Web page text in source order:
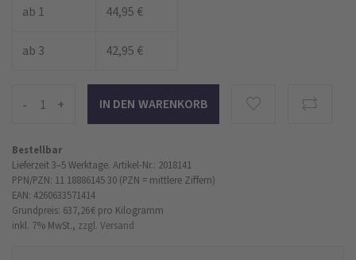
ab 1 44,95 €
ab 3 42,95 €
- +
Bestellbar
Lieferzeit 3–5 Werktage. Artikel-Nr.: 2018141
PPN/PZN: 11 18886145 30 (PZN = mittlere Ziffern)
EAN: 4260633571414
Grundpreis: 637,26 € pro Kilogramm
inkl. 7% MwSt., zzgl. Versand